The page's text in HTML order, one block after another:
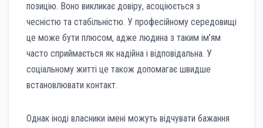
позицію. Воно викликає довіру, асоціюється з
чесністю та стабільністю. У професійному середовищі
це може бути плюсом, адже людина з таким ім’ям
часто сприймається як надійна і відповідальна. У
соціальному житті це також допомагає швидше
встановлювати контакт.
Однак іноді власники імені можуть відчувати бажання